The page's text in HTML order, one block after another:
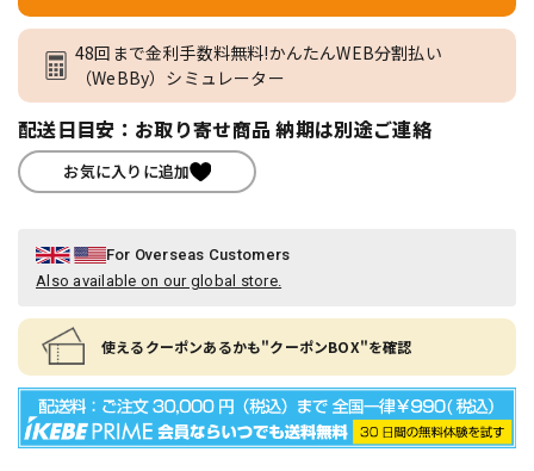
48回まで金利手数料無料!かんたんWEB分割払い
（WeBBy）シミュレーター
配送日目安：お取り寄せ商品 納期は別途ご連絡
お気に入りに追加
For Overseas Customers
Also available on our global store.
使えるクーポンあるかも"クーポンBOX"を確認